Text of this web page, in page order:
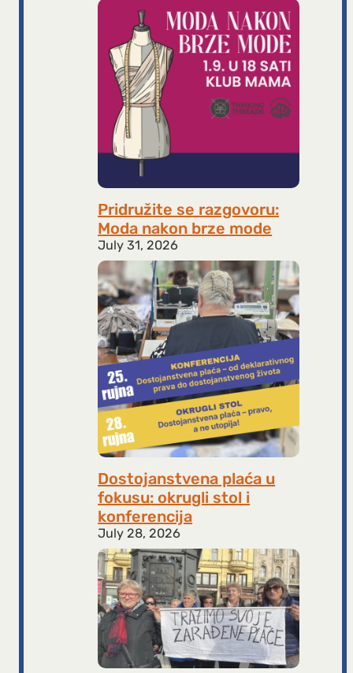
Pridružite se razgovoru:
Moda nakon brze mode
July 31, 2026
Dostojanstvena plaća u
fokusu: okrugli stol i
konferencija
July 28, 2026